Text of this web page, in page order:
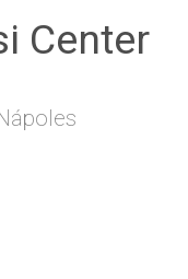
Center